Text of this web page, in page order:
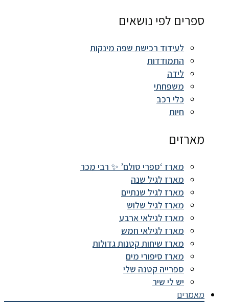
ספרים לפי נושאים
לעידוד רכישת שפה מינקות
התמודדות
לידה
משפחתי
כלי רכב
חיות
מארזים
מארז ‘ספרי סולם’ ✨ רבי מכר
מארז לגיל שנה
מארז לגיל שנתיים
מארז לגיל שלוש
מארז לגילאי ארבע
מארז לגילאי חמש
מארז שיחות קטנות גדולות
מארז סיפורי מים
ספרייה קטנה שלי
יש לי שיר
מאמרים